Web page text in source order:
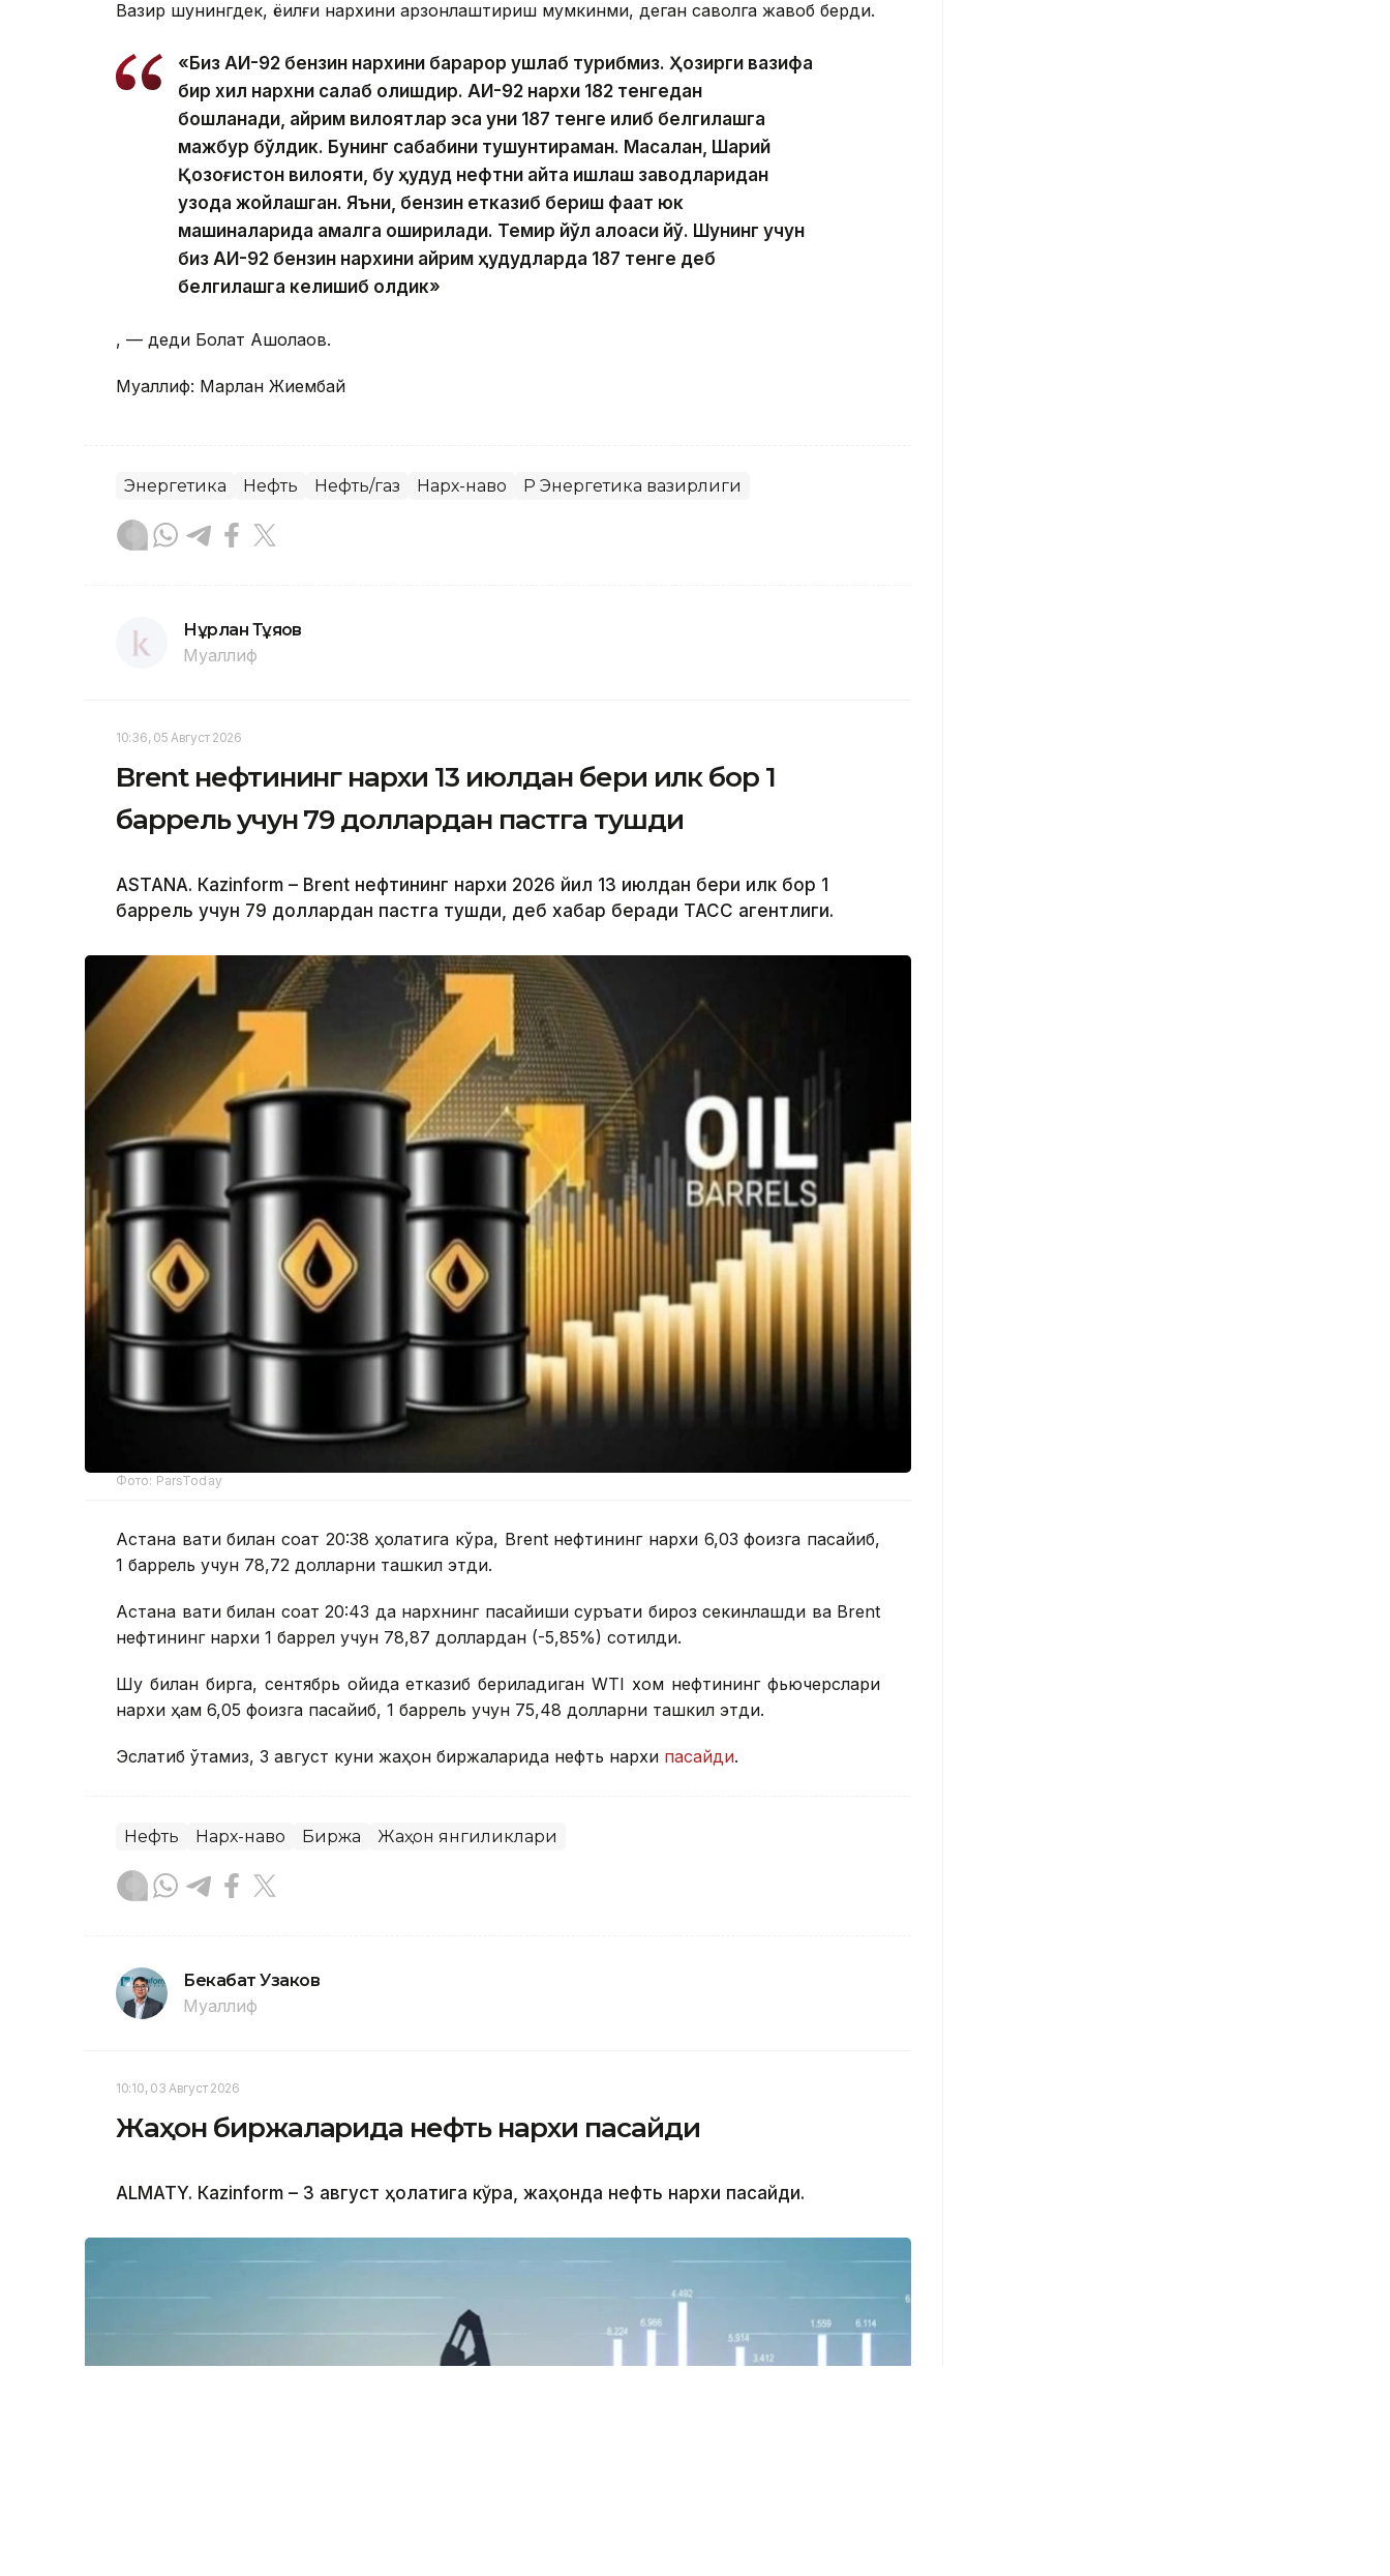
Вазир шунингдек, ёқилғи нархини арзонлаштириш мумкинми, деган саволга жавоб берди.
«Биз АИ-92 бензин нархини барқарор ушлаб турибмиз. Ҳозирги вазифа
бир хил нархни сақлаб қолишдир. АИ-92 нархи 182 тенгедан
бошланади, айрим вилоятлар эса уни 187 тенге қилиб белгилашга
мажбур бўлдик. Бунинг сабабини тушунтираман. Масалан, Шарқий
Қозоғистон вилояти, бу ҳудуд нефтни қайта ишлаш заводларидан
узоқда жойлашган. Яъни, бензин етказиб бериш фақат юк
машиналарида амалга оширилади. Темир йўл алоқаси йўқ. Шунинг учун
биз АИ-92 бензин нархини айрим ҳудудларда 187 тенге деб
белгилашга келишиб олдик»
, — деди Болат Ақшолақов.
Муаллиф: Марлан Жиембай
Энергетика Нефть Нефть/газ Нарх-наво ҚР Энергетика вазирлиги
Нұрлан Тұяқов
Муаллиф
10:36, 05 Август 2026
Brent нефтининг нархи 13 июлдан бери илк бор 1
баррель учун 79 доллардан пастга тушди
ASTANА. Кazinform – Brent нефтининг нархи 2026 йил 13 июлдан бери илк бор 1
баррель учун 79 доллардан пастга тушди, деб хабар беради ТАСС агентлиги.
Фото: ParsToday
Астана вақти билан соат 20:38 ҳолатига кўра, Brent нефтининг нархи 6,03 фоизга пасайиб,
1 баррель учун 78,72 долларни ташкил этди.
Астана вақти билан соат 20:43 да нархнинг пасайиши суръати бироз секинлашди ва Brent
нефтининг нархи 1 баррел учун 78,87 доллардан (-5,85%) сотилди.
Шу билан бирга, сентябрь ойида етказиб бериладиган WТI хом нефтининг фьючерслари
нархи ҳам 6,05 фоизга пасайиб, 1 баррель учун 75,48 долларни ташкил этди.
Эслатиб ўтамиз, 3 август куни жаҳон биржаларида нефть нархи пасайди.
Нефть Нарх-наво Биржа Жаҳон янгиликлари
Бекабат Узаков
Муаллиф
10:10, 03 Август 2026
Жаҳон биржаларида нефть нархи пасайди
ALMATY. Кazinform – 3 август ҳолатига кўра, жаҳонда нефть нархи пасайди.